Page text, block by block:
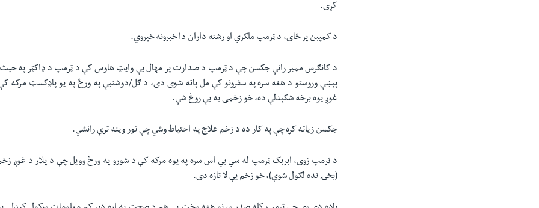
کړی.
د کمپېن پر ځای، د ټرمپ ملګري او رشته داران دا خبرونه خپروي.
د کانګرس ممبر راني جکسن چې د ټرمپ د صدارت پر مهال یې وایټ هاوس کې د ټرمپ د ډاکټر په حیث
پېښې وروستو د هغه سره په سفرونو کې مل پاته شوی دی، د ګل/دوشنبې په ورځ په یو پاډکسټ مرکه
غوږ یوه برخه شکېدلې ده، خو زخمی به یې روغ شي.
جکسن زیاته کړه چې په کار ده د زخم علاج په احتیاط وشي چې نور وینه ترې رانشي.
د ټرمپ زوی، اېرېک ټرمپ له سي بي اس سره په یوه مرکه کې د شورو په ورځ وویل چې د پلار د غوږ
(بخۍ نده لګول شوې)، خو زخم یې لا تازه دی.